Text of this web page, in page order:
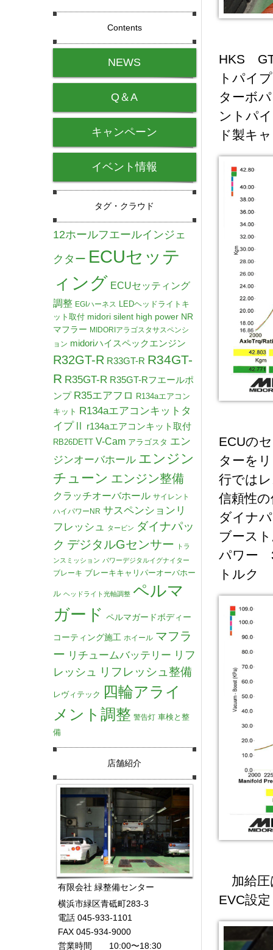
HKS
トパイ
ターボ
ントパ
ド製キ
ECUの
ターを
行では
信頼性
ダイナ
ブース
パワー
トルク
加給圧
EVC設
Contents
NEWS
Q＆A
キャンペーン
イベント情報
タグ・クラウド
12ホールフエールインジェ
クター ECUセッテ
ィング ECUセッティング
調整 EGIハーネス LEDヘッドライトキ
ット取付 midori silent high power NR
マフラー MIDORIアラゴスタサスペンシ
ョン midoriハイスペックエンジン
R32GT-R R33GT-R R34GT-
R R35GT-R R35GT-Rフエールポ
ンプ R35エアフロ R134aエアコン
キット R134aエアコンキットタ
イプⅡ
r134aエアコンキット取付
RB26DETT V-Cam アラゴスタ エン
ジンオーバホール エンジン
チューン エンジン整備
クラッチオーバホール サイレント
ハイパワーNR サスペンションリ
フレッシュ
タービン ダイナパッ
ク デジタルGセンサー
トラ
ンスミッション パワーデジタルイグナイター
ブレーキ ブレーキキャリパーオーバホー
ル ヘッドライト光軸調整 ペルマ
ガード ペルマガードボディー
コーティング施工 ホイール マフラ
ー リチュームバッテリー リフ
レッシュ
リフレッシュ整備
レヴィテック 四輪アライ
メント調整 警告灯 車検と整
備
店舗紹介
有限会社 緑整備センター
横浜市緑区青砥町283-3
電話 045-933-1101
FAX 045-934-9000
営業時間 10:00〜18:30